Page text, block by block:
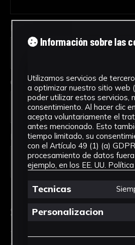
Código Postal *
País *
Solicitud de Servicio
Tipo de solicitud *
Información sobre las
Utilizamos servicios de
a optimizar nuestro sitio web
poder utilizar estos servicios,
consentimiento. Al hacer clic
acepta voluntariamente el
antes mencionado. Esto
tiempo limitado, su
con el Artículo 49 (1) (a)
procesamiento de datos fuera
ejemplo, en los EE. UU.
Tecnicas
Personalizacion